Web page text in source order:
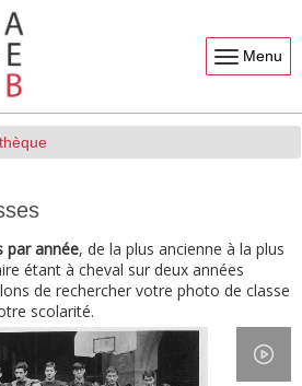
Menu
par année, de la plus ancienne à la plus
étant à cheval sur deux années
de rechercher votre photo de classe
scolarité.